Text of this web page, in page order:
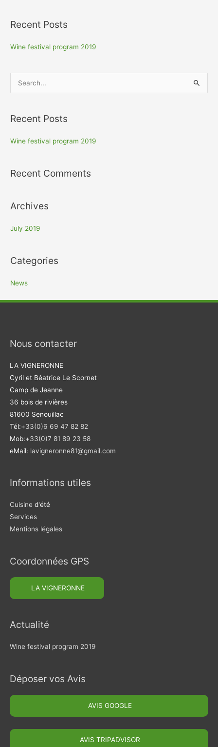
o
Recent Posts
Wine festival program 2019
r
c
o
:
Recent Posts
Wine festival program 2019
Recent Comments
Archives
July 2019
Categories
News
Nous contacter
LA VIGNERONNE
Cyril et Béatrice Le Scornet
Camp de Jeanne
36 bois de rivières
81600 Senouillac
Tél:+33(0)6 69 47 82 82
Mob:+33(0)7 81 89 23 58
eMail: lavigneronne81@gmail.com
Informations utiles
Cuisine d'été
Services
Mentions légales
Coordonnées GPS
Actualité
Wine festival program 2019
Déposer vos Avis